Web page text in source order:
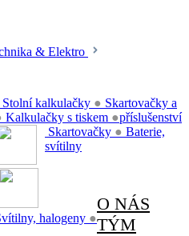
& Elektro
Stolní kalkulačky ●
Kalkulačky s tiskem ●
Skartovačky a
příslušenství
Skartovačky ● Baterie,
svítilny
halogeny ●
O NÁS
TÝM